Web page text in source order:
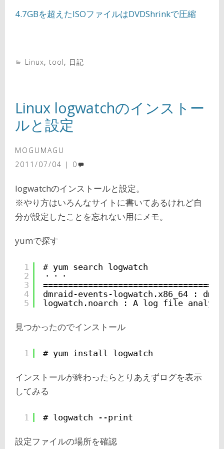
4.7GBを超えたISOファイルはDVDShrinkで圧縮
Linux, tool, 日記
Linux logwatchのインストー
ルと設定
MOGUMAGU
2011/07/04
0
logwatchのインストールと設定。
※やり方はいろんなサイトに書いてあるけれど自
分が設定したことを忘れない用にメモ。
yumで探す
1
2
3
4
5
# yum search logwatch
・・・
dmraid-events-logwatch.x86_64 :
logwatch.noarch : A log file
見つかったのでインストール
1 # yum install logwatch
インストールが終わったらとりあえずログを表示
してみる
1 # logwatch --print
設定ファイルの場所を確認